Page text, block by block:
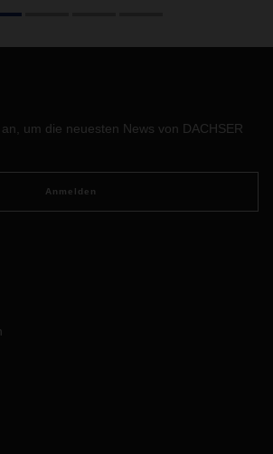
um die neuesten News von DACHSER
Anmelden